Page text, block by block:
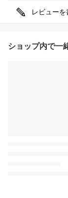
レビューを
ショップ内で一